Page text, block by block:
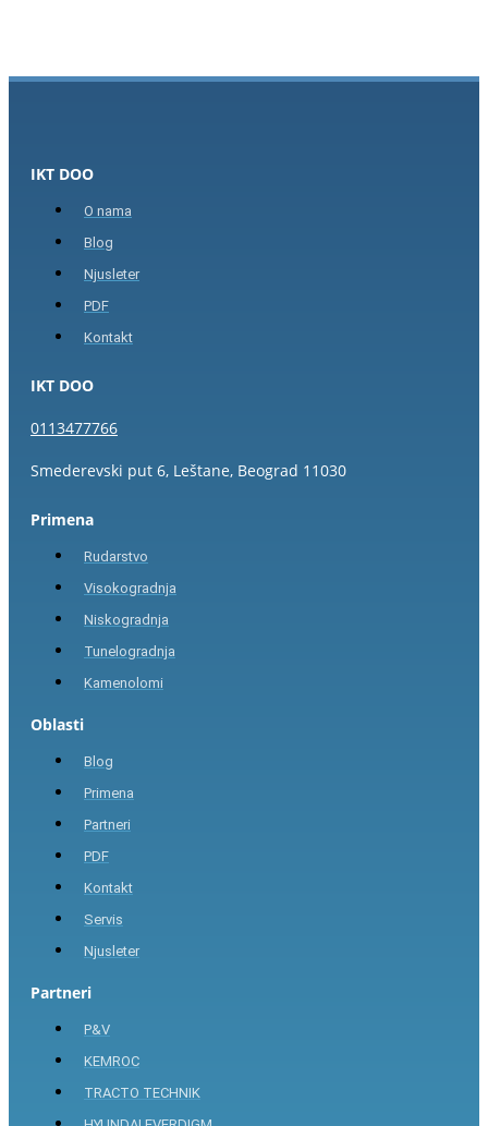
IKT DOO
O nama
Blog
Njusleter
PDF
Kontakt
IKT DOO
0113477766
Smederevski put 6, Leštane, Beograd 11030
Primena
Rudarstvo
Visokogradnja
Niskogradnja
Tunelogradnja
Kamenolomi
Oblasti
Blog
Primena
Partneri
PDF
Kontakt
Servis
Njusleter
Partneri
P&V
KEMROC
TRACTO TECHNIK